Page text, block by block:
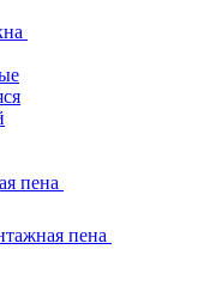
пена
пена